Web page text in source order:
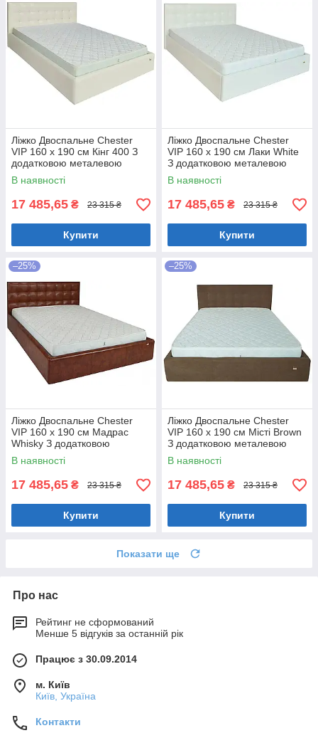
Ліжко Двоспальне Chester
VIP 160 х 190 см Кінг 400 З
додатковою металевою
цільнозварною рамою C1
Білий
В наявності
17 485,65 ₴ 23 315 ₴
Купити
Ліжко Двоспальне Chester
VIP 160 х 190 см Лаки White
З додатковою металевою
цільнозварною рамою Білий
В наявності
17 485,65 ₴ 23 315 ₴
Купити
–25%
Ліжко Двоспальне Chester
VIP 160 х 190 см Мадрас
Whisky З додатковою
металевою цільнозварною
рамою Коричневий
В наявності
17 485,65 ₴ 23 315 ₴
Купити
–25%
Ліжко Двоспальне Chester
VIP 160 х 190 см Місті Brown
З додатковою металевою
цільнозварною рамою
Коричневий
В наявності
17 485,65 ₴ 23 315 ₴
Купити
Показати ще
Про нас
Рейтинг не сформований
Менше 5 відгуків за останній рік
Працює з 30.09.2014
м. Київ
Київ, Україна
Контакти